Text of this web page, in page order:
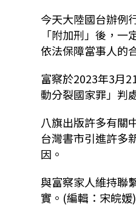
今天大陸國台辦例
「附加刑」後，
依法保障當事人的
富察於2023年3月
動分裂國家罪」判
八旗出版許多有關
台灣書市引進許多
因。
與富察家人維持聯
實。(編輯：宋皖媛)